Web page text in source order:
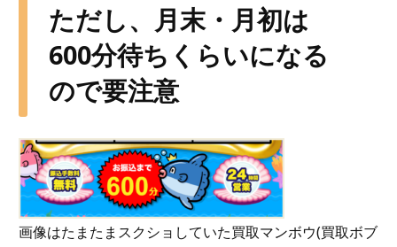
ただし、月末・月初は
600分待ちくらいになる
ので要注意
画像はたまたまスクショしていた買取マンボウ(買取ボブ